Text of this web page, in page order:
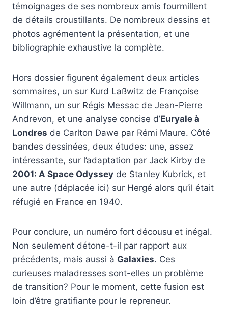
témoignages de ses nombreux amis fourmillent
de détails croustillants. De nombreux dessins et
photos agrémentent la présentation, et une
bibliographie exhaustive la complète.
Hors dossier figurent également deux articles
sommaires, un sur Kurd Laßwitz de Françoise
Willmann, un sur Régis Messac de Jean-Pierre
Andrevon, et une analyse concise d’Euryale à
Londres de Carlton Dawe par Rémi Maure. Côté
bandes dessinées, deux études: une, assez
intéressante, sur l’adaptation par Jack Kirby de
2001: A Space Odyssey de Stanley Kubrick, et
une autre (déplacée ici) sur Hergé alors qu’il était
réfugié en France en 1940.
Pour conclure, un numéro fort décousu et inégal.
Non seulement détone-t-il par rapport aux
précédents, mais aussi à Galaxies. Ces
curieuses maladresses sont-elles un problème
de transition? Pour le moment, cette fusion est
loin d’être gratifiante pour le repreneur.